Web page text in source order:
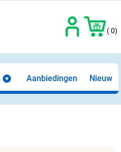
( 0)
Aanbiedingen Nieuw